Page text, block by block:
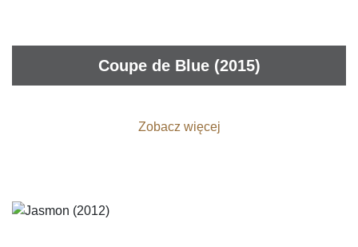
Coupe de Blue (2015)
Zobacz więcej